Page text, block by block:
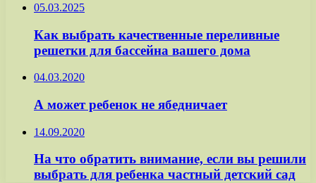
05.03.2025
Как выбрать качественные переливные
решетки для бассейна вашего дома
04.03.2020
А может ребенок не ябедничает
14.09.2020
На что обратить внимание, если вы решили
выбрать для ребенка частный детский сад